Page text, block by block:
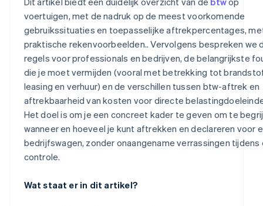
voertuigen, met de nadruk op de meest voorkomende
gebruikssituaties en toepasselijke aftrekpercentages,
praktische rekenvoorbeelden.. Vervolgens bespreken we
regels voor professionals en bedrijven, de belangrijkste
die je moet vermijden (vooral met betrekking tot
leasing en verhuur) en de verschillen tussen btw-aftrek en
aftrekbaarheid van kosten voor directe
Het doel is om je een concreet kader te geven om te
wanneer en hoeveel je kunt aftrekken en declareren voor
bedrijfswagen, zonder onaangename verrassingen tijdens
controle.
Wat staat er in dit artikel?